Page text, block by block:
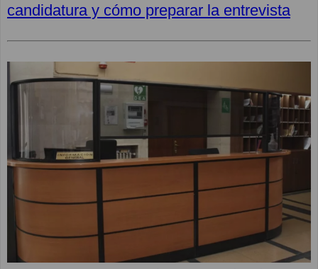
candidatura y cómo preparar la entrevista